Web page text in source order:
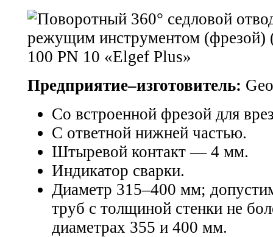
Предприятие–изготовитель:
Со встроенной фрезой для
С ответной нижней частью.
Штыревой контакт — 4 мм.
Индикатор сварки.
Диаметр 315–400 мм;
труб с толщиной стенки не
диаметрах 355 и 400 мм.